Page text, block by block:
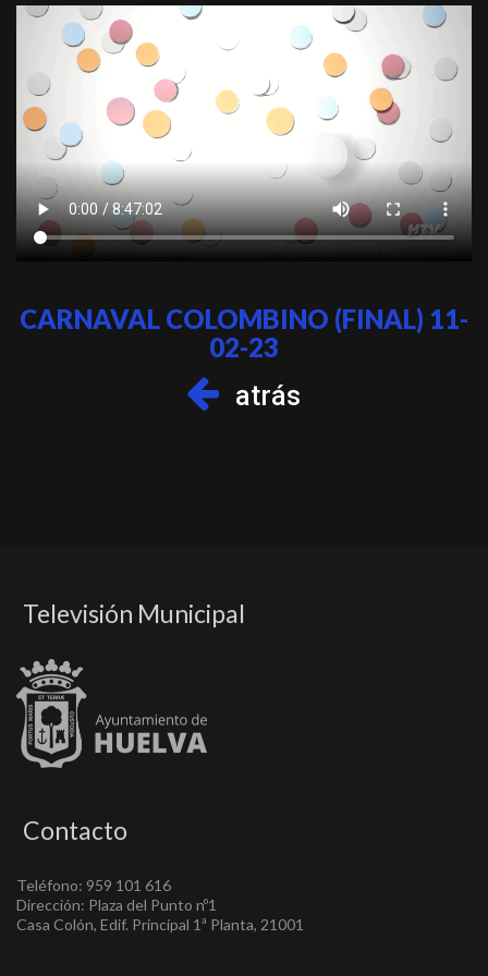
CARNAVAL COLOMBINO (FINAL) 11-
02-23
atrás
Televisión Municipal
Contacto
Teléfono: 959 101 616
Dirección: Plaza del Punto nº1
Casa Colón, Edif. Principal 1ª Planta, 21001